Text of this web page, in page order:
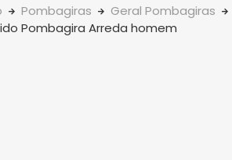
Pombagiras
Geral Pombagiras
Pombagira Arreda homem